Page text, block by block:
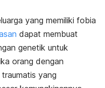
yang memiliki fobia
dapat membuat
genetik untuk
orang dengan
yang